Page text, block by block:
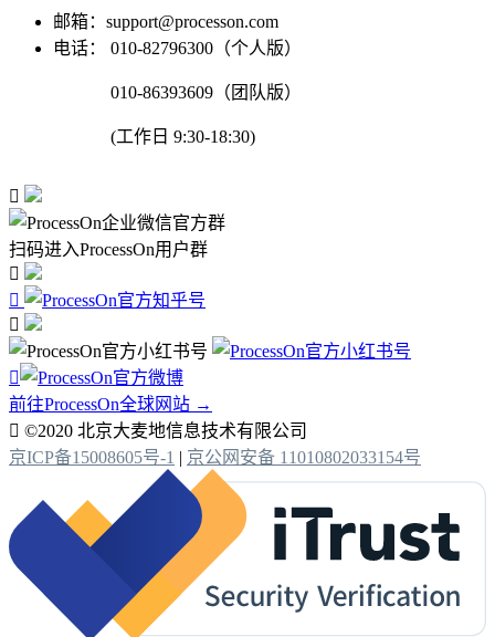
邮箱：support@processon.com
电话：
010-82796300（个人版）
010-86393609（团队版）
(工作日 9:30-18:30)

扫码进入ProcessOn用户群




前往ProcessOn全球网站 →
 ©2020 北京大麦地信息技术有限公司
京ICP备15008605号-1 | 京公网安备 11010802033154号